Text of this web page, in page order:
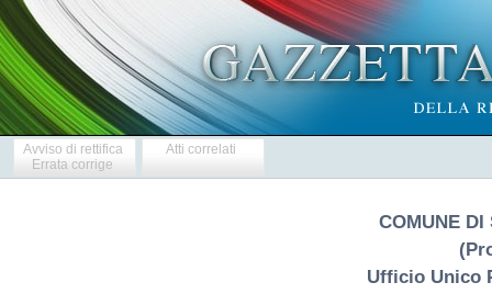
Avviso di rettifica
Errata corrige
Atti correlati
COMUNE DI
Ufficio Unico